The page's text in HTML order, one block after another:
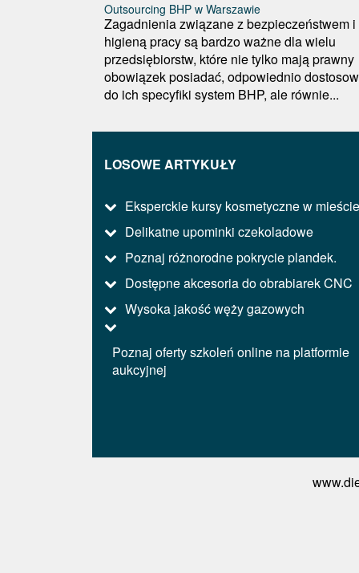
Outsourcing BHP w Warszawie
Zagadnienia związane z bezpieczeństwem i
higieną pracy są bardzo ważne dla wielu
przedsiębiorstw, które nie tylko mają prawny
obowiązek posiadać, odpowiednio
do ich specyfiki system BHP, ale równie...
LOSOWE ARTYKUŁY
Eksperckie kursy kosmetyczne w mieście
Delikatne upominki czekoladowe
Poznaj różnorodne pokrycie plandek.
Dostępne akcesoria do obrabiarek CNC
Wysoka jakość węży gazowych
Poznaj oferty szkoleń online na platformie
aukcyjnej